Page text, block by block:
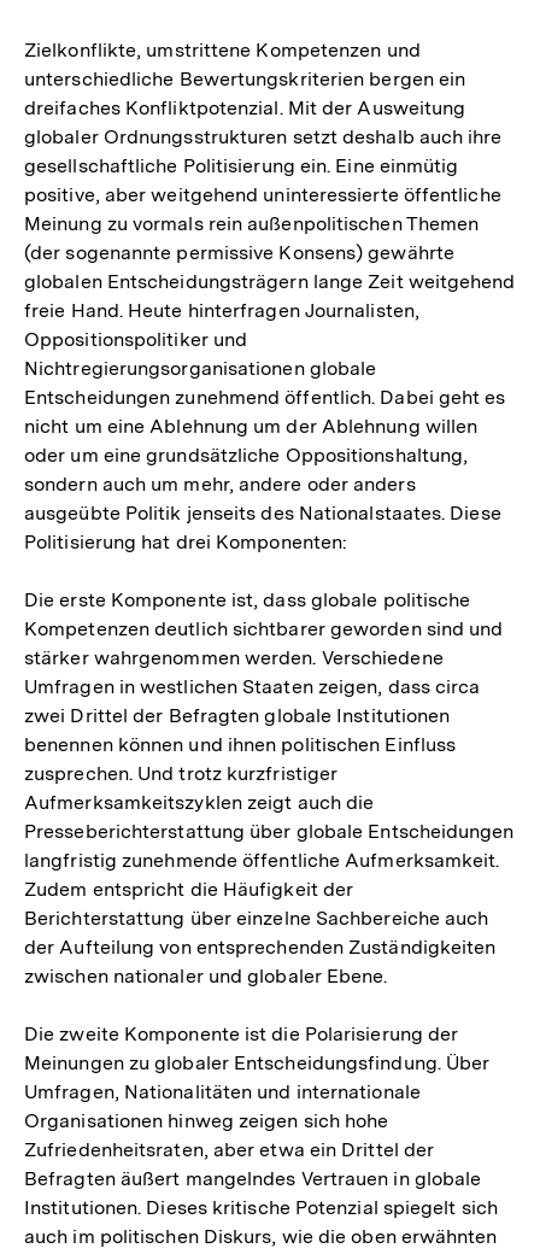
Zielkonflikte, umstrittene Kompetenzen und
unterschiedliche Bewertungskriterien bergen ein
dreifaches Konfliktpotenzial. Mit der Ausweitung
globaler Ordnungsstrukturen setzt deshalb auch ihre
gesellschaftliche Politisierung ein. Eine einmütig
positive, aber weitgehend uninteressierte öffentliche
Meinung zu vormals rein außenpolitischen Themen
(der sogenannte permissive Konsens) gewährte
globalen Entscheidungsträgern lange Zeit weitgehend
freie Hand. Heute hinterfragen Journalisten,
Oppositionspolitiker und
Nichtregierungsorganisationen globale
Entscheidungen zunehmend öffentlich. Dabei geht es
nicht um eine Ablehnung um der Ablehnung willen
oder um eine grundsätzliche Oppositionshaltung,
sondern auch um mehr, andere oder anders
ausgeübte Politik jenseits des Nationalstaates. Diese
Politisierung hat drei Komponenten:
Die erste Komponente ist, dass globale politische
Kompetenzen deutlich sichtbarer geworden sind und
stärker wahrgenommen werden. Verschiedene
Umfragen in westlichen Staaten zeigen, dass circa
zwei Drittel der Befragten globale Institutionen
benennen können und ihnen politischen Einfluss
zusprechen. Und trotz kurzfristiger
Aufmerksamkeitszyklen zeigt auch die
Presseberichterstattung über globale Entscheidungen
langfristig zunehmende öffentliche Aufmerksamkeit.
Zudem entspricht die Häufigkeit der
Berichterstattung über einzelne Sachbereiche auch
der Aufteilung von entsprechenden Zuständigkeiten
zwischen nationaler und globaler Ebene.
Die zweite Komponente ist die Polarisierung der
Meinungen zu globaler Entscheidungsfindung. Über
Umfragen, Nationalitäten und internationale
Organisationen hinweg zeigen sich hohe
Zufriedenheitsraten, aber etwa ein Drittel der
Befragten äußert mangelndes Vertrauen in globale
Institutionen. Dieses kritische Potenzial spiegelt sich
auch im politischen Diskurs, wie die oben erwähnten